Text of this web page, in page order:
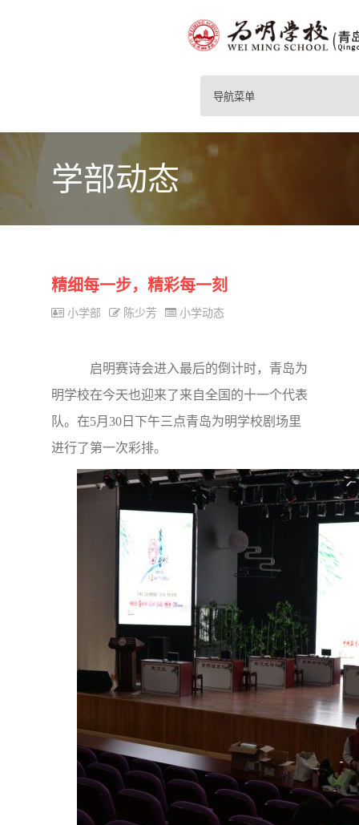
导航菜单
学部动态
精细每一步，精彩每一刻
小学部 陈少芳 小学动态
启明赛诗会进入最后的倒计时，青岛为
明学校在今天也迎来了来自全国的十一个代表
队。在5月30日下午三点青岛为明学校剧场里
进行了第一次彩排。